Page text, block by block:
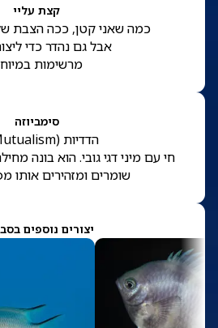
קצת עליי
כמה שאני קטן, ככה הצבת
אבל גם נהדר כדי
מרשימות
סימביוזה
הדדיות (
חי עם מיני דגי גובי. הוא בונה
שומרים ומזהירים אותו
יצורים נוספים